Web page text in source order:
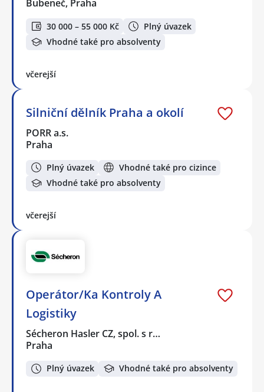
Bubeneč, Praha
30 000 – 55 000 Kč
Plný úvazek
Vhodné také pro absolventy
včerejší
Silniční dělník Praha a okolí
PORR a.s.
Praha
Plný úvazek
Vhodné také pro cizince
Vhodné také pro absolventy
včerejší
Operátor/Ka Kontroly A
Logistiky
Sécheron Hasler CZ, spol. s r…
Praha
Plný úvazek Vhodné také pro absolventy